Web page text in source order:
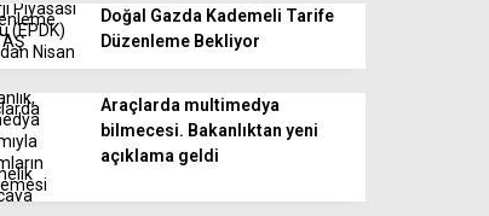
Doğal Gazda Kademeli Tarife
Düzenleme Bekliyor
Araçlarda multimedya
bilmecesi. Bakanlıktan yeni
açıklama geldi